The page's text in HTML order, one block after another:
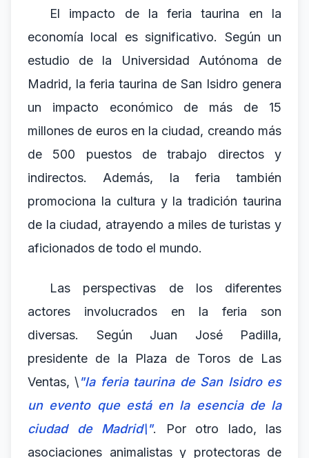
El impacto de la feria taurina en la
economía local es significativo. Según un
estudio de la Universidad Autónoma de
Madrid, la feria taurina de San Isidro genera
un impacto económico de más de 15
millones de euros en la ciudad, creando más
de 500 puestos de trabajo directos y
indirectos. Además, la feria también
promociona la cultura y la tradición taurina
de la ciudad, atrayendo a miles de turistas y
aficionados de todo el mundo.
Las perspectivas de los diferentes
actores involucrados en la feria son
diversas. Según Juan José Padilla,
presidente de la Plaza de Toros de Las
Ventas, \"la feria taurina de San Isidro es
un evento que está en la esencia de la
ciudad de Madrid\". Por otro lado, las
asociaciones animalistas y protectoras de